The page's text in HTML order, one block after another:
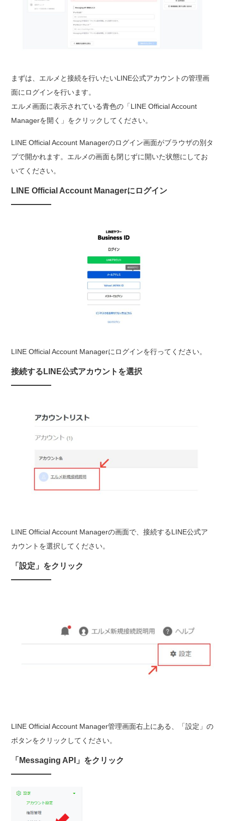
まずは、エルメと接続を行いたいLINE公式アカウントの管理画
面にログインを行います。
エルメ画面に表示されている青色の「LINE Official Account
Managerを開く」をクリックしてください。
LINE Official Account Managerのログイン画面がブラウザの別タ
ブで開かれます。エルメの画面も閉じずに開いた状態にしてお
いてください。
LINE Official Account Managerにログイン
LINE Official Account Managerにログインを行ってください。
接続するLINE公式アカウントを選択
LINE Official Account Managerの画面で、接続するLINE公式ア
カウントを選択してください。
「設定」をクリック
LINE Official Account Manager管理画面右上にある、「設定」の
ボタンをクリックしてください。
「Messaging API」をクリック